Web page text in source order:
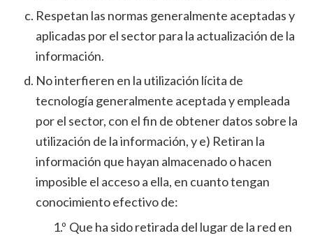
Respetan las normas generalmente aceptadas y
aplicadas por el sector para la actualización de la
información.
No interfieren en la utilización lícita de
tecnología generalmente aceptada y empleada
por el sector, con el fin de obtener datos sobre la
utilización de la información, y e) Retiran la
información que hayan almacenado o hacen
imposible el acceso a ella, en cuanto tengan
conocimiento efectivo de:
1.º Que ha sido retirada del lugar de la red en